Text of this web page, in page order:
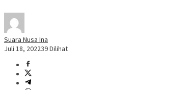
Suara Nusa Ina
Juli 18, 202239 Dilihat